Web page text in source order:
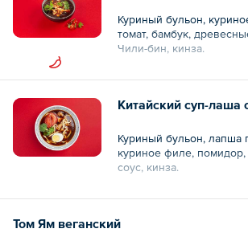
Куриный бульон,
томат, бамбук,
Чили-бин, кинза.
Общий объем – 350 мл
Китайский суп-лаша
Куриный бульон, лапша
куриное филе,
соус, кинза.
Общий вес – 0.7 кг
Том Ям веганский